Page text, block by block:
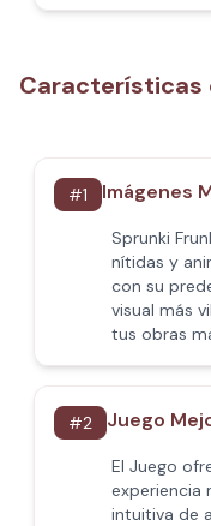
Características
#1 Imágenes
Sprunki
nítidas y
con su
visual más
tus obras
#2 Juego
El Juego
experiencia
intuitiva de